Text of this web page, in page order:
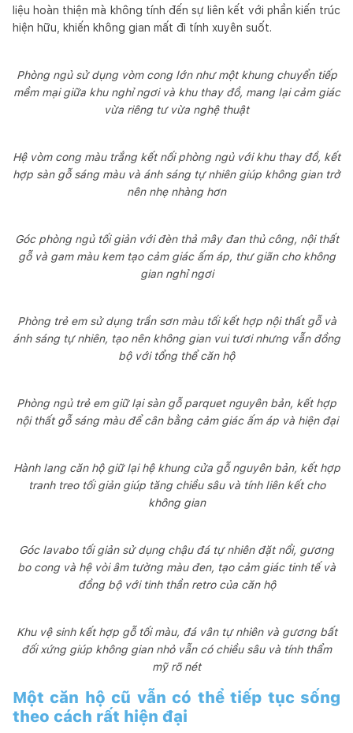
liệu hoàn thiện mà không tính đến sự liên kết với phần kiến trúc
hiện hữu, khiến không gian mất đi tính xuyên suốt.
Phòng ngủ sử dụng vòm cong lớn như một khung chuyển tiếp
mềm mại giữa khu nghỉ ngơi và khu thay đồ, mang lại cảm giác
vừa riêng tư vừa nghệ thuật
Hệ vòm cong màu trắng kết nối phòng ngủ với khu thay đồ, kết
hợp sàn gỗ sáng màu và ánh sáng tự nhiên giúp không gian trở
nên nhẹ nhàng hơn
Góc phòng ngủ tối giản với đèn thả mây đan thủ công, nội thất
gỗ và gam màu kem tạo cảm giác ấm áp, thư giãn cho không
gian nghỉ ngơi
Phòng trẻ em sử dụng trần sơn màu tối kết hợp nội thất gỗ và
ánh sáng tự nhiên, tạo nên không gian vui tươi nhưng vẫn đồng
bộ với tổng thể căn hộ
Phòng ngủ trẻ em giữ lại sàn gỗ parquet nguyên bản, kết hợp
nội thất gỗ sáng màu để cân bằng cảm giác ấm áp và hiện đại
Hành lang căn hộ giữ lại hệ khung cửa gỗ nguyên bản, kết hợp
tranh treo tối giản giúp tăng chiều sâu và tính liên kết cho
không gian
Góc lavabo tối giản sử dụng chậu đá tự nhiên đặt nổi, gương
bo cong và hệ vòi âm tường màu đen, tạo cảm giác tinh tế và
đồng bộ với tinh thần retro của căn hộ
Khu vệ sinh kết hợp gỗ tối màu, đá vân tự nhiên và gương bất
đối xứng giúp không gian nhỏ vẫn có chiều sâu và tính thẩm
mỹ rõ nét
Một căn hộ cũ vẫn có thể tiếp tục sống
theo cách rất hiện đại